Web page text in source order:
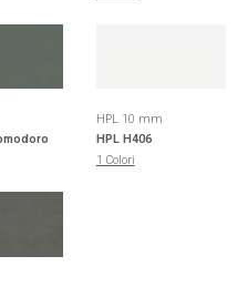
HPL 10 mm
HPL H406
1 Colori